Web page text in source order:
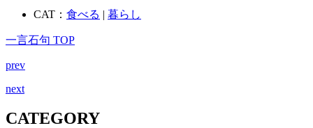
CAT： 食べる | 暮らし
一言石句 TOP
prev
next
CATEGORY